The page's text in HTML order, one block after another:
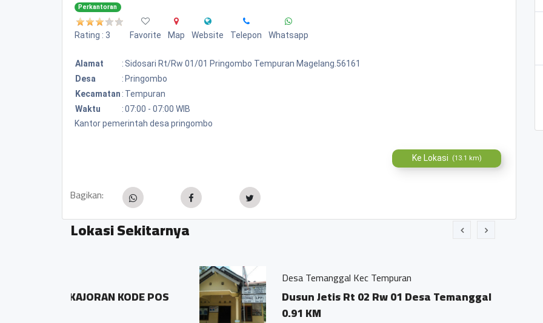
Perkantoran
Rating : 3 Favorite Map Website Telepon Whatsapp
Alamat : Sidosari Rt/rw 01/01 Pringombo Tempuran Magelang.56161
Desa
: Pringombo
Kecamatan : Tempuran
Waktu
:07:00 - 07:00 WIB
Kantor pemerintah desa pringombo
Ke Lokasi (13.1 km)
Bagikan:
Lokasi Sekitarnya
Desa Temanggal Kec Tempuran
Dusun Jetis Rt 02 Rw 01 Desa Temanggal